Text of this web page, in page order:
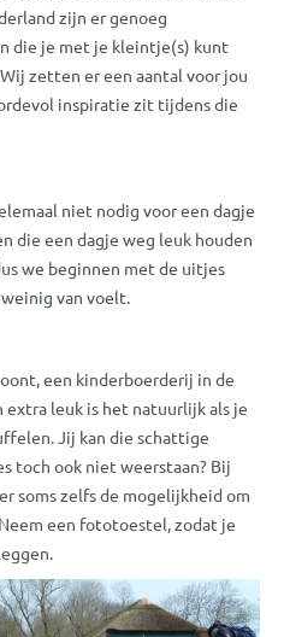
zijn er genoeg
die je met je kleintje(s) kunt
zetten er een aantal voor jou
inspiratie zit tijdens die
niet nodig voor een dagje
die een dagje weg leuk houden
we beginnen met de uitjes
van voelt.
een kinderboerderij in de
leuk is het natuurlijk als je
Jij kan die schattige
toch ook niet weerstaan? Bij
soms zelfs de mogelijkheid om
een fototoestel, zodat je